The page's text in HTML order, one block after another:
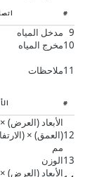
#
9 مدخل المياه
10مخرج المياه
11ملاحظات
#
12
الأبعاد (العرض) ×
(العمق) ×
مم
13الوزن
الأبعاد (العرض) ×